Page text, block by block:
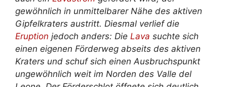
gewöhnlich in unmittelbarer Nähe des aktiven
Gipfelkraters austritt. Diesmal verlief die
Eruption jedoch anders: Die Lava suchte sich
einen eigenen Förderweg abseits des aktiven
Kraters und schuf sich einen Ausbruchspunkt
ungewöhnlich weit im Norden des Valle del